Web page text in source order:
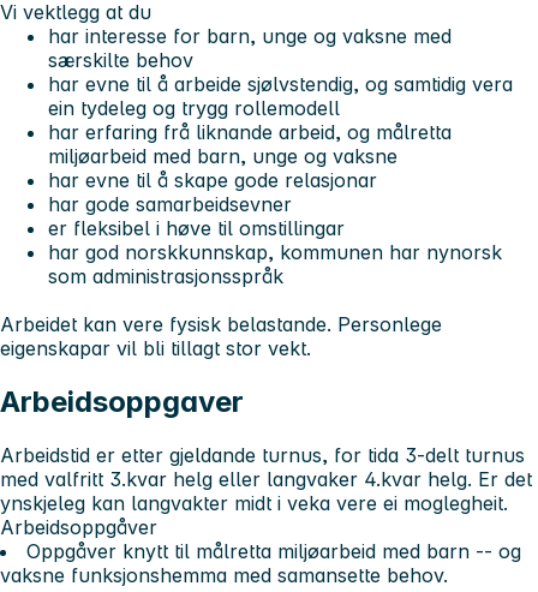
Vi vektlegg at du
har interesse for barn, unge og vaksne med
særskilte behov
har evne til å arbeide sjølvstendig, og samtidig vera
ein tydeleg og trygg rollemodell
har erfaring frå liknande arbeid, og målretta
miljøarbeid med barn, unge og vaksne
har evne til å skape gode relasjonar
har gode samarbeidsevner
er fleksibel i høve til omstillingar
har god norskkunnskap, kommunen har nynorsk
som administrasjonsspråk
Arbeidet kan vere fysisk belastande. Personlege
eigenskapar vil bli tillagt stor vekt.
Arbeidsoppgaver
Arbeidstid er etter gjeldande turnus, for tida 3-delt turnus
med valfritt 3.kvar helg eller langvaker 4.kvar helg. Er det
ynskjeleg kan langvakter midt i veka vere ei moglegheit.
Arbeidsoppgåver
Oppgåver knytt til målretta miljøarbeid med barn -- og
vaksne funksjonshemma med samansette behov.